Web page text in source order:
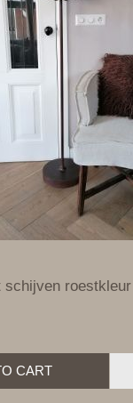
schijven roestkleur
CART